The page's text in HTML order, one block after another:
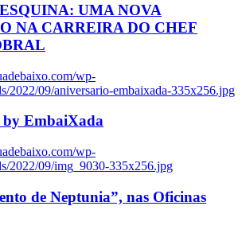
UMA NOVA
NA CARREIRA DO CHEF
wp-
2022/09/aniversario-embaixada-335x256.jpg
EmbaiXada
wp-
2022/09/img_9030-335x256.jpg
de Neptunia”, nas Oficinas